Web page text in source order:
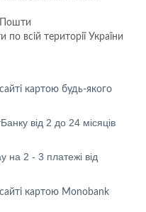
Пошти
всій території України
картою будь-якого
від 2 до 24 місяців
на 2 - 3 платежі від
картою Monobank